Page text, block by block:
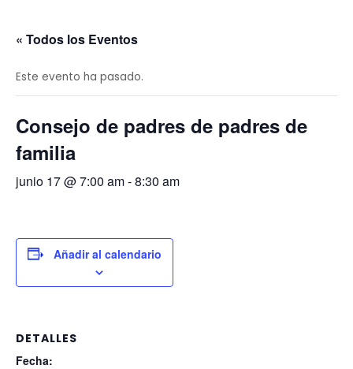
« Todos los Eventos
Este evento ha pasado.
Consejo de padres de padres de
familia
junio 17 @ 7:00 am-8:30 am
Añadir al calendario
DETALLES
Fecha: